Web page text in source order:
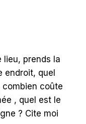
lieu, prends la
endroit, quel
coûte
, quel est le
? Cite moi